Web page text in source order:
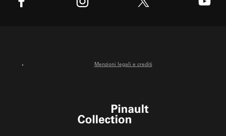
Menzioni legali e crediti